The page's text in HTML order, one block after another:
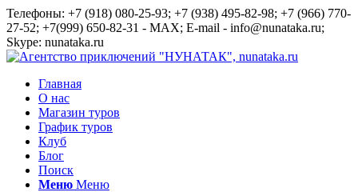
Телефоны: +7 (918) 080-25-93; +7 (938) 495-82-98; +7 (966) 770-
27-52; +7(999) 650-82-31 - MAX; E-mail - info@nunataka.ru;
Skype: nunataka.ru
Главная
О нас
Магазин туров
График туров
Клуб
Блог
Поиск
Меню Меню